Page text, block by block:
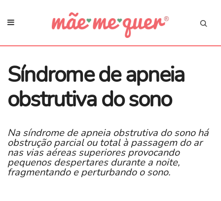
Síndrome de apneia
obstrutiva do sono
Na síndrome de apneia obstrutiva do sono há
obstrução parcial ou total à passagem do ar
nas vias aéreas superiores provocando
pequenos despertares durante a noite,
fragmentando e perturbando o sono.